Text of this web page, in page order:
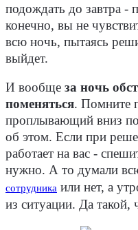
подождать до завтра -
конечно, вы не
всю ночь, пытаясь
выйдет.
И вообще за ночь
поменяться. Помните
проплывающий вниз
об этом. Если при
работает на вас -
нужно. А то думали
сотрудника или нет, а
из ситуации. Да такой,